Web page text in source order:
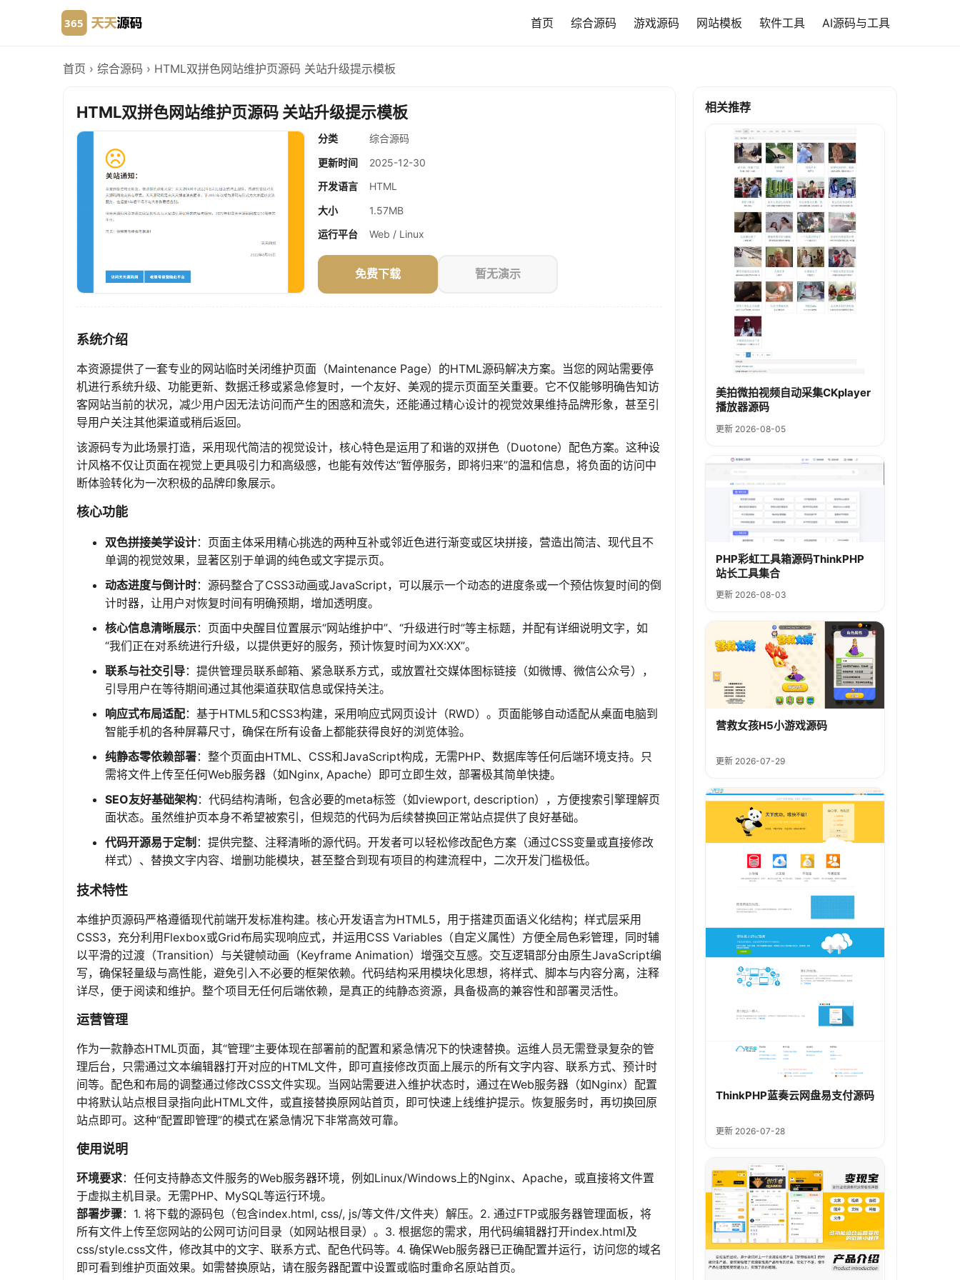
首页 综合源码 游戏源码 网站模板 软件工具 AI源码与工具
首页 › 综合源码 › HTML双拼色网站维护页源码 关站升级提示模板
HTML双拼色网站维护页源码 关站升级提示模板
分类
综合源码
更新时间
2025-12-30
开发语言
HTML
大小
1.57MB
运行平台
Web / Linux
免费下载 暂无演示
系统介绍
本资源提供了一套专业的网站临时关闭维护页面（Maintenance Page）的HTML源码解决方案。当您的网站需要停
机进行系统升级、功能更新、数据迁移或紧急修复时，一个友好、美观的提示页面至关重要。它不仅能够明确告知访
客网站当前的状况，减少用户因无法访问而产生的困惑和流失，还能通过精心设计的视觉效果维持品牌形象，甚至引
导用户关注其他渠道或稍后返回。
该源码专为此场景打造，采用现代简洁的视觉设计，核心特色是运用了和谐的双拼色（Duotone）配色方案。这种设
计风格不仅让页面在视觉上更具吸引力和高级感，也能有效传达“暂停服务，即将归来”的温和信息，将负面的访问中
断体验转化为一次积极的品牌印象展示。
核心功能
双色拼接美学设计：页面主体采用精心挑选的两种互补或邻近色进行渐变或区块拼接，营造出简洁、现代且不
单调的视觉效果，显著区别于单调的纯色或文字提示页。
动态进度与倒计时：源码整合了CSS3动画或JavaScript，可以展示一个动态的进度条或一个预估恢复时间的倒
计时器，让用户对恢复时间有明确预期，增加透明度。
核心信息清晰展示：页面中央醒目位置展示“网站维护中”、“升级进行时”等主标题，并配有详细说明文字，如
“我们正在对系统进行升级，以提供更好的服务，预计恢复时间为XX:XX”。
联系与社交引导：提供管理员联系邮箱、紧急联系方式，或放置社交媒体图标链接（如微博、微信公众号），
引导用户在等待期间通过其他渠道获取信息或保持关注。
响应式布局适配：基于HTML5和CSS3构建，采用响应式网页设计（RWD）。页面能够自动适配从桌面电脑到
智能手机的各种屏幕尺寸，确保在所有设备上都能获得良好的浏览体验。
纯静态零依赖部署：整个页面由HTML、CSS和JavaScript构成，无需PHP、数据库等任何后端环境支持。只
需将文件上传至任何Web服务器（如Nginx, Apache）即可立即生效，部署极其简单快捷。
SEO友好基础架构：代码结构清晰，包含必要的meta标签（如viewport, description），方便搜索引擎理解页
面状态。虽然维护页本身不希望被索引，但规范的代码为后续替换回正常站点提供了良好基础。
代码开源易于定制 ：提供完整、注释清晰的源代码。开发者可以轻松修改配色方案（通过CSS变量或直接修改
样式）、替换文字内容、增删功能模块，甚至整合到现有项目的构建流程中，二次开发门槛极低。
技术特性
本维护页源码严格遵循现代前端开发标准构建。核心开发语言为HTML5，用于搭建页面语义化结构；样式层采用
CSS3，充分利用Flexbox或Grid布局实现响应式，并运用CSS Variables（自定义属性）方便全局色彩管理，同时辅
以平滑的过渡（Transition）与关键帧动画（Keyframe Animation）增强交互感。交互逻辑部分由原生JavaScript编
写，确保轻量级与高性能，避免引入不必要的框架依赖。代码结构采用模块化思想，将样式、脚本与内容分离，注释
详尽，便于阅读和维护。整个项目无任何后端依赖，是真正的纯静态资源，具备极高的兼容性和部署灵活性。
运营管理
作为一款静态HTML页面，其“管理”主要体现在部署前的配置和紧急情况下的快速替换。运维人员无需登录复杂的管
理后台，只需通过文本编辑器打开对应的HTML文件，即可直接修改页面上展示的所有文字内容、联系方式、预计时
间等。配色和布局的调整通过修改CSS文件实现。当网站需要进入维护状态时，通过在Web服务器（如Nginx）配置
中将默认站点根目录指向此HTML文件，或直接替换原网站首页，即可快速上线维护提示。恢复服务时，再切换回原
站点即可。这种“配置即管理”的模式在紧急情况下非常高效可靠。
使用说明
环境要求：任何支持静态文件服务的Web服务器环境，例如Linux/Windows上的Nginx、Apache，或直接将文件置
于虚拟主机目录。无需PHP、MySQL等运行环境。
部署步骤：1. 将下载的源码包（包含index.html, css/, js/等文件/文件夹）解压。2. 通过FTP或服务器管理面板，将
所有文件上传至您网站的公网可访问目录（如网站根目录）。3. 根据您的需求，用代码编辑器打开index.html及
css/style.css文件，修改其中的文字、联系方式、配色代码等。4. 确保Web服务器已正确配置并运行，访问您的域名
即可看到维护页面效果。如需替换原站，请在服务器配置中设置或临时重命名原站首页。
相关推荐
美拍微拍视频自动采集CKplayer
播放器源码
更新 2026-08-05
PHP彩虹工具箱源码ThinkPHP
站长工具集合
更新 2026-08-03
营救女孩H5小游戏源码
更新 2026-07-29
ThinkPHP蓝奏云网盘易支付源码
更新 2026-07-28